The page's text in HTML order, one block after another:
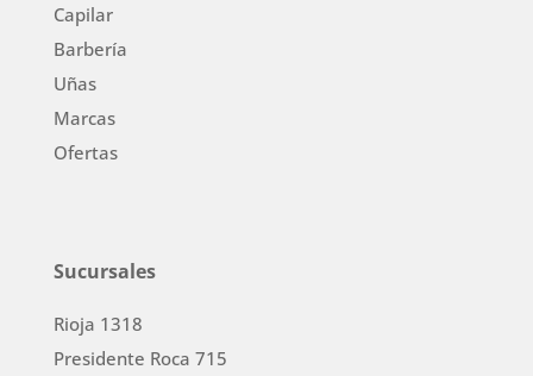
Capilar
Barbería
Uñas
Marcas
Ofertas
Sucursales
Rioja 1318
Presidente Roca 715